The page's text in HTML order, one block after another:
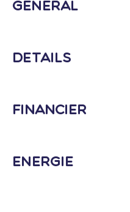
Général
Détails
Financier
Energie